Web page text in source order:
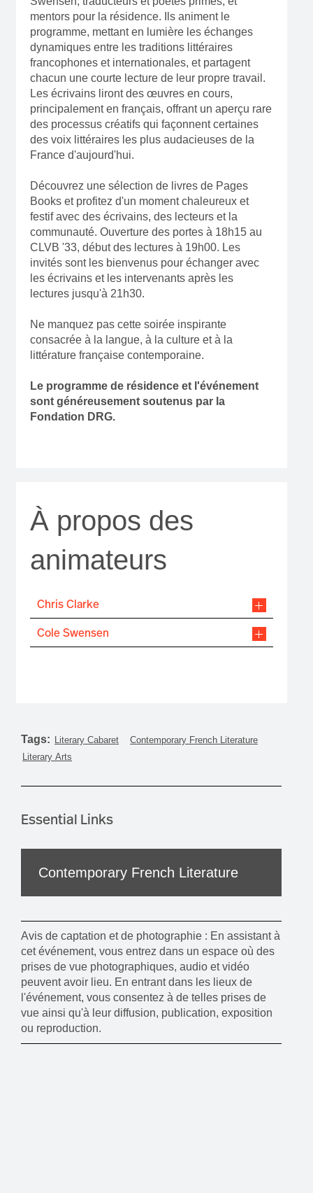
mentors pour la résidence. Ils animent le
programme, mettant en lumière les échanges
dynamiques entre les traditions littéraires
francophones et internationales, et partagent
chacun une courte lecture de leur propre travail.
Les écrivains liront des œuvres en cours,
principalement en français, offrant un aperçu rare
des processus créatifs qui façonnent certaines
des voix littéraires les plus audacieuses de la
France d'aujourd'hui.
Découvrez une sélection de livres de Pages
Books et profitez d'un moment chaleureux et
festif avec des écrivains, des lecteurs et la
communauté. Ouverture des portes à 18h15 au
CLVB '33, début des lectures à 19h00. Les
invités sont les bienvenus pour échanger avec
les écrivains et les intervenants après les
lectures jusqu'à 21h30.
Ne manquez pas cette soirée inspirante
consacrée à la langue, à la culture et à la
littérature française contemporaine.
Le programme de résidence et l'événement
sont généreusement soutenus par la
Fondation DRG.
À propos des
animateurs
Chris Clarke
Cole Swensen
Tags: Literary Cabaret
Contemporary French Literature
Literary Arts
Essential Links
Contemporary French Literature
Avis de captation et de photographie : En assistant à
cet événement, vous entrez dans un espace où des
prises de vue photographiques, audio et vidéo
peuvent avoir lieu. En entrant dans les lieux de
l'événement, vous consentez à de telles prises de
vue ainsi qu'à leur diffusion, publication, exposition
ou reproduction.